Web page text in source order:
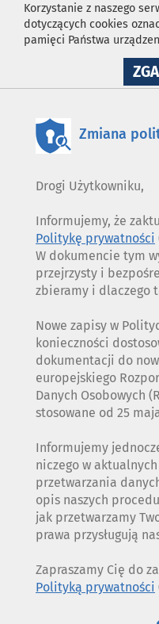
Korzystanie z naszego
dotyczących cookies
pamięci Państwa
Zmiana
Drogi Użytkowniku,
Informujemy, że
Politykę prywatności
W dokumencie tym
przejrzysty i
zbieramy i dlaczego
Nowe zapisy w
konieczności
dokumentacji do
europejskiego
Danych Osobowych
stosowane od 25
Informujemy
niczego w
przetwarzania
opis naszych
jak przetwarzamy
prawa przysługują
Zapraszamy Cię do
Polityką prywatności